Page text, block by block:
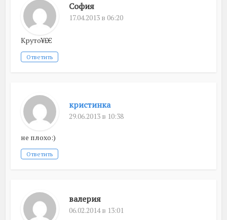
София
17.04.2013 в 06:20
Круто¥£€
Ответить
кристинка
29.06.2013 в 10:38
не плохо:)
Ответить
валерия
06.02.2014 в 13:01